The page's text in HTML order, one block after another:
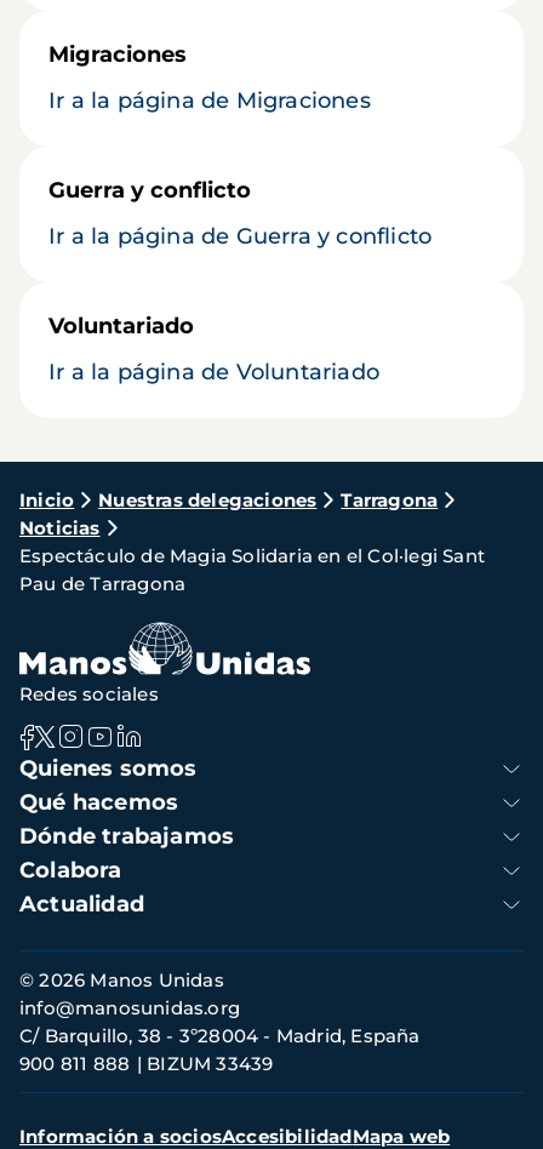
Migraciones
Ir a la página de Migraciones
Guerra y conflicto
Ir a la página de Guerra y conflicto
Voluntariado
Ir a la página de Voluntariado
Ruta
de
navegación
Inicio Nuestras delegaciones
Tarragona
Noticias
Espectáculo de Magia Solidaria en el Col·legi Sant
Pau de Tarragona
Navegación
principal
Quienes somos
Qué hacemos
Dónde trabajamos
Colabora
Actualidad
Redes sociales
Información
de
contacto
© 2026 Manos Unidas
C/ Barquillo, 38 - 3º28004 - Madrid, España
900 811 888
BIZUM 33439
info@manosunidas.org
Menú
Información a sociosAccesibilidadMapa web